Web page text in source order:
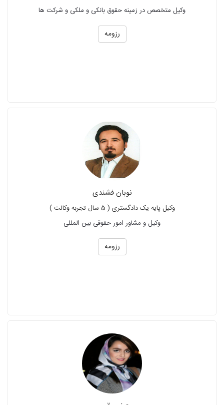
وکیل متخصص در زمینه حقوق بانکی و ملکی و شرکت ها
رزومه
نوبان فشندی
وکیل پایه یک دادگستری ( 5 سال تجربه وکالت )
وکیل و مشاور امور حقوقی بین المللی
رزومه